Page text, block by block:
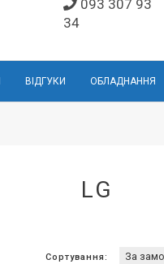
093 307 93
34
ВІДГУКИ ОБЛАДНАННЯ
LG
Сортування: